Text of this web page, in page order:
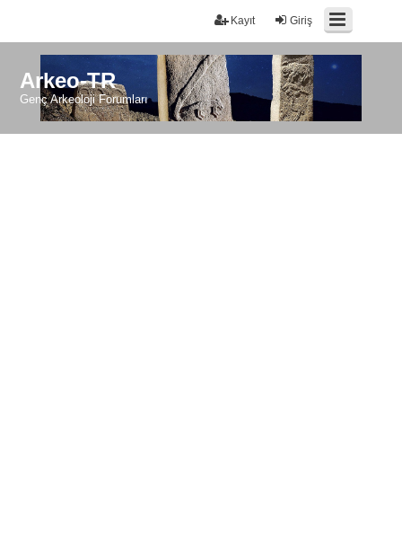
Giriş
Kayıt
Arkeo-TR
Genç Arkeoloji Forumları